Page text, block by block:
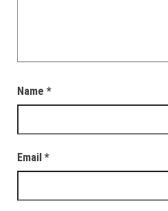
Name *
Email *